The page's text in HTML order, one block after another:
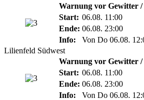
Warnung vor Gewitter /
Start: 06.08. 11:00
Ende: 06.08. 23:00
Info:
Von Do 06.08.
Lilienfeld Südwest
Warnung vor Gewitter /
Start: 06.08. 11:00
Ende: 06.08. 23:00
Info:
Von Do 06.08.